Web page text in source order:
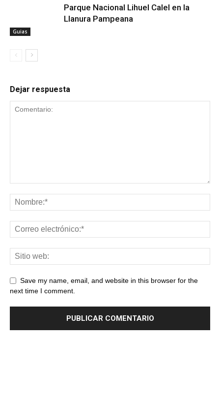
Guias
Parque Nacional Lihuel Calel en la
Llanura Pampeana
Dejar respuesta
Save my name, email, and website in this browser for the
next time I comment.